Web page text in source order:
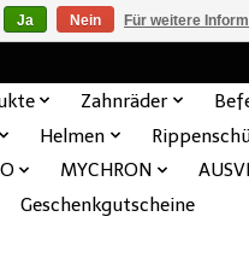
Zahnräder
Helmen
MYCHRON
Geschenkgutscheine
Ja Nein Für weitere